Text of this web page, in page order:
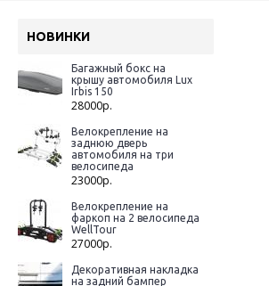
НОВИНКИ
Багажный бокс на
крышу автомобиля Lux
Irbis 150
28000р.
Велокрепление на
заднюю дверь
автомобиля на три
велосипеда
23000р.
Велокрепление на
фаркоп на 2 велосипеда
WellTour
27000р.
Декоративная накладка
на задний бампер